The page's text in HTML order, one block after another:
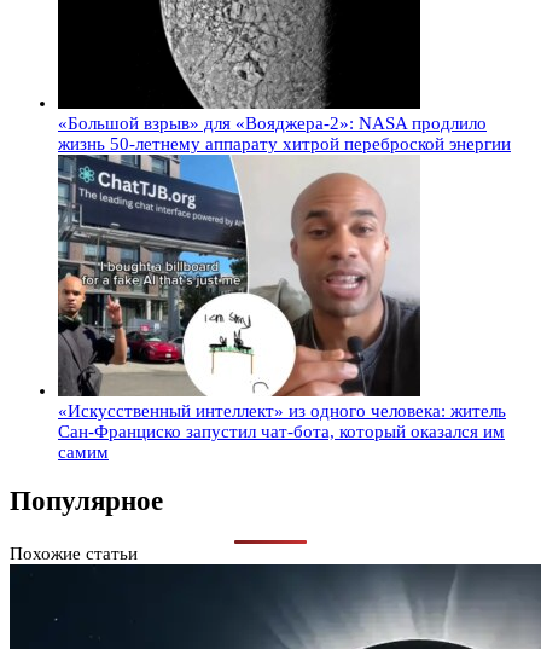
«Большой взрыв» для «Вояджера-2»: NASA продлило
жизнь 50-летнему аппарату хитрой переброской энергии
«Искусственный интеллект» из одного человека: житель
Сан-Франциско запустил чат-бота, который оказался им
самим
Популярное
Похожие статьи